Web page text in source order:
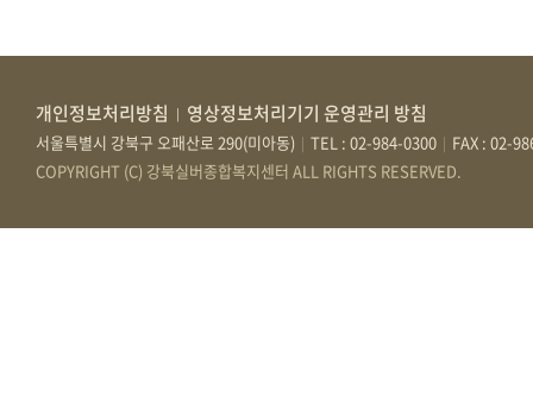
개인정보처리방침 영상정보처리기기 운영관리 방침
서울특별시 강북구 오패산로 290(미아동) | TEL : 02-984-0300 | FAX : 02-
COPYRIGHT (C) 강북실버종합복지센터 ALL RIGHTS RESERVED.